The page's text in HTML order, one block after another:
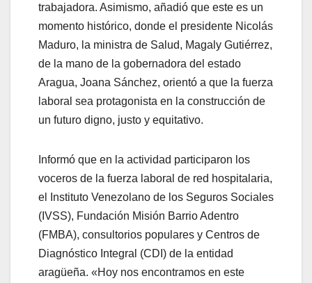
trabajadora. Asimismo, añadió que este es un
momento histórico, donde el presidente Nicolás
Maduro, la ministra de Salud, Magaly Gutiérrez,
de la mano de la gobernadora del estado
Aragua, Joana Sánchez, orientó a que la fuerza
laboral sea protagonista en la construcción de
un futuro digno, justo y equitativo.
Informó que en la actividad participaron los
voceros de la fuerza laboral de red hospitalaria,
el Instituto Venezolano de los Seguros Sociales
(IVSS), Fundación Misión Barrio Adentro
(FMBA), consultorios populares y Centros de
Diagnóstico Integral (CDI) de la entidad
aragüeña. «Hoy nos encontramos en este